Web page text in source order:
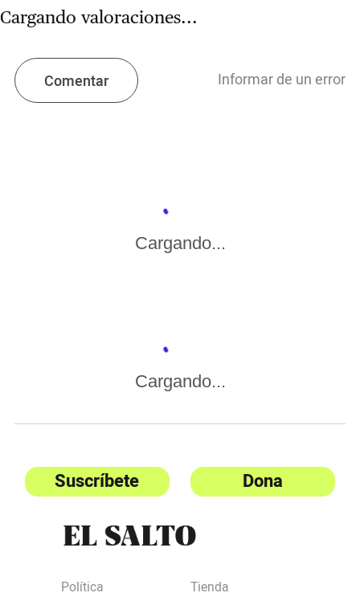
Cargando valoraciones...
Comentar Informar de un error
Cargando...
Cargando...
Suscríbete Dona
Política
Tienda